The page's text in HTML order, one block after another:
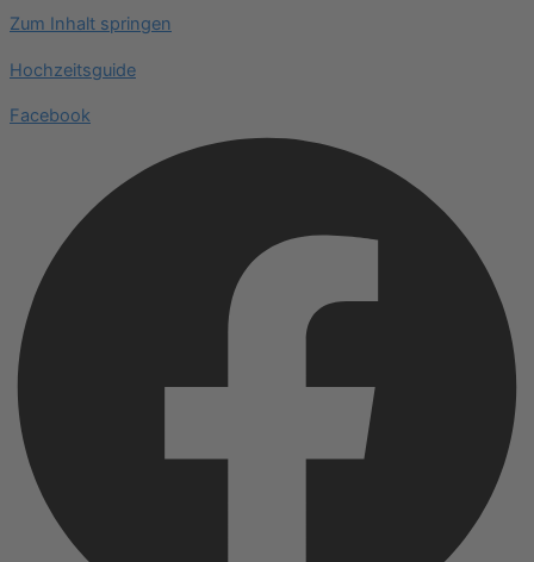
Zum Inhalt springen
Hochzeitsguide
Facebook